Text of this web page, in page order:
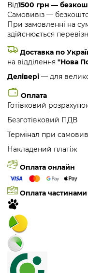
Від1500 грн —
Самовивіз —
При замовленні на
здійснюється
Доставка по
на відділення "Нова
Делівері — для
Оплата
Готівковий
Безготівковий ПДВ
Термінал при
Накладений платіж
Оплата онлайн
Оплата частинами